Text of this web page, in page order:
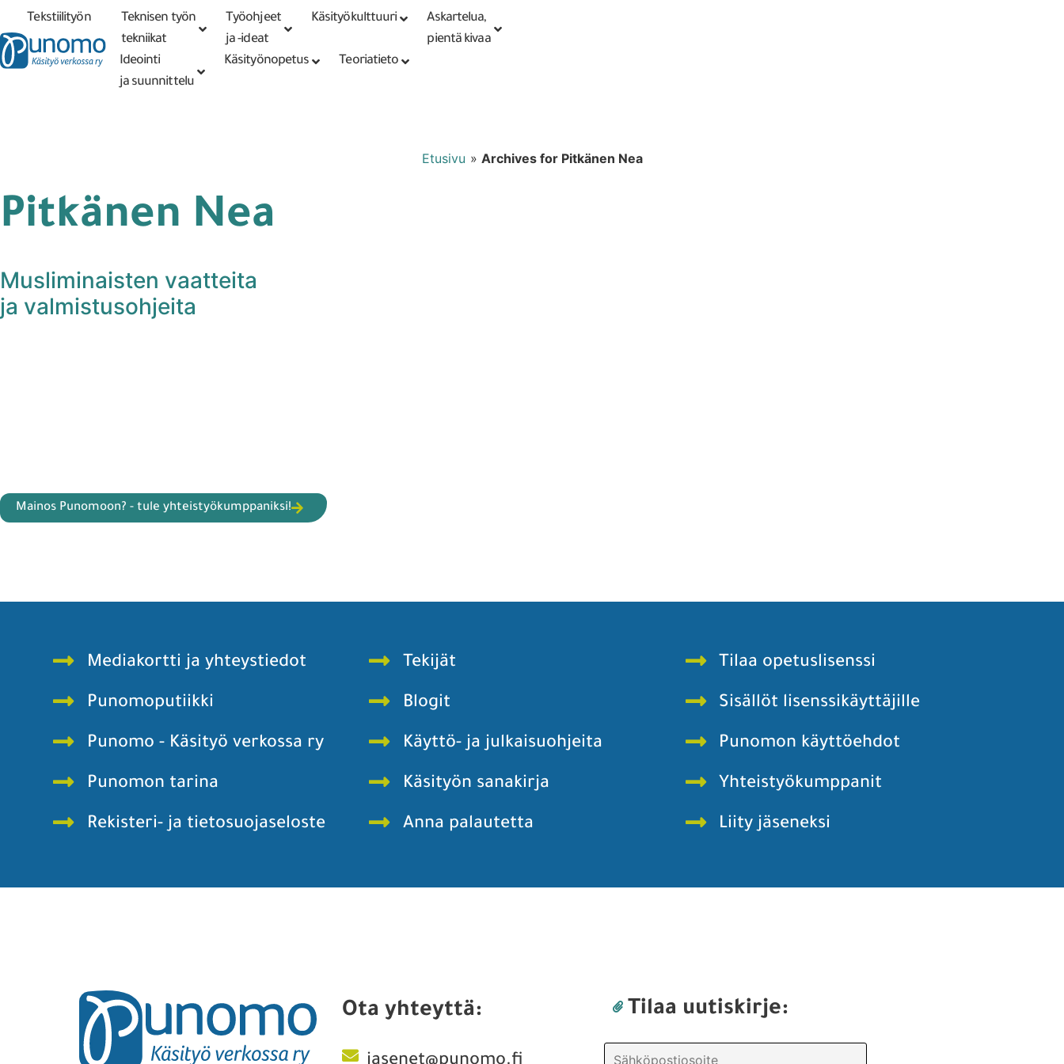
Tarkennettu PunomoputiikkiKirjaudu tai
rekisteröidy
Tekstiilityön
tekniikat
Teknisen työn
tekniikat
Työohjeet
ja -ideat
Käsityökulttuuri
Askartelua,
pientä kivaa
Ideointi
ja suunnittelu
Käsityönopetus Teoriatieto
Etusivu » Archives for Pitkänen Nea
Pitkänen Nea
Musliminaisten vaatteita
ja valmistusohjeita
Mainos Punomoon? - tule yhteistyökumppaniksi!
Mediakortti ja yhteystiedot
Punomoputiikki
Punomo - Käsityö verkossa ry
Punomon tarina
Rekisteri- ja tietosuojaseloste
Tekijät
Blogit
Käyttö- ja julkaisuohjeita
Käsityön sanakirja
Anna palautetta
Tilaa opetuslisenssi
Sisällöt lisenssikäyttäjille
Punomon käyttöehdot
Yhteistyökumppanit
Liity jäseneksi
Ota yhteyttä: Tilaa uutiskirje: